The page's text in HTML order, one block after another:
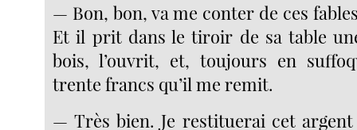
— Bon, bon, va me conter de ces
Et il prit dans le tiroir de sa table
bois, l’ouvrit, et, toujours en
trente francs qu’il me remit.
— Très bien. Je restituerai cet